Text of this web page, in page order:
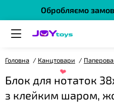
Обробляємо
Головна Канцтовари
Блок для нотаток
з клейким шаром,